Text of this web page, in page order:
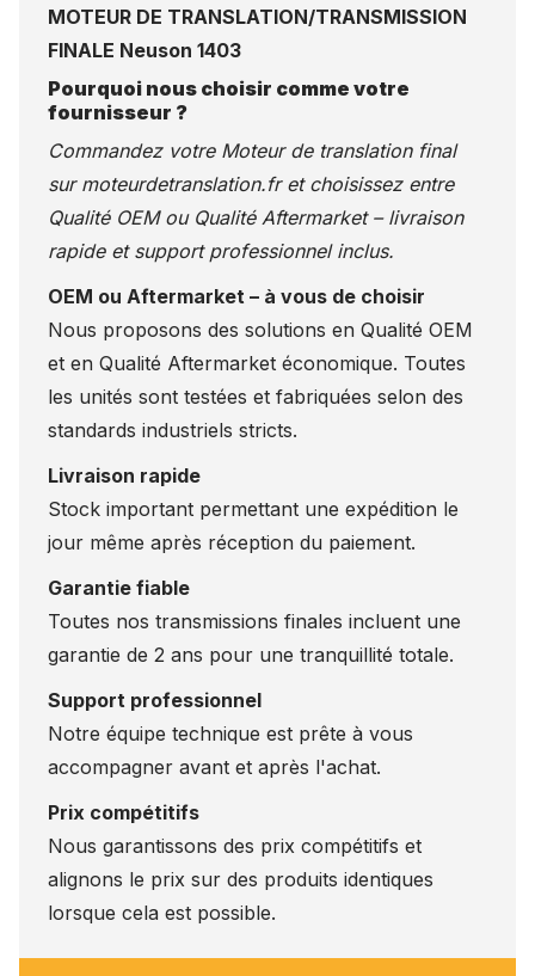
MOTEUR DE TRANSLATION/TRANSMISSION
FINALE Neuson 1403
Pourquoi nous choisir comme votre
fournisseur ?
Commandez votre Moteur de translation final
sur moteurdetranslation.fret choisissez entre
Qualité OEM ou Qualité Aftermarket – livraison
rapide et support professionnel inclus.
OEM ou Aftermarket – à vous de choisir
Nous proposons des solutions en Qualité OEM
et en Qualité Aftermarket économique. Toutes
les unités sont testées et fabriquées selon des
standards industriels stricts.
Livraison rapide
Stock important permettant une expédition le
jour même après réception du paiement.
Garantie fiable
Toutes nos transmissions finales incluent une
garantie de 2 ans pour une tranquillité totale.
Support professionnel
Notre équipe technique est prête à vous
accompagner avant et après l'achat.
Prix compétitifs
Nous garantissons des prix compétitifs et
alignons le prix sur des produits identiques
lorsque cela est possible.